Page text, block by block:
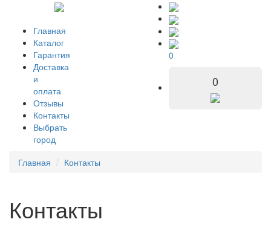
Главная
Каталог
Гарантия
Доставка
и
оплата
Отзывы
Контакты
Выбрать
город
0
0
Главная Контакты
Контакты